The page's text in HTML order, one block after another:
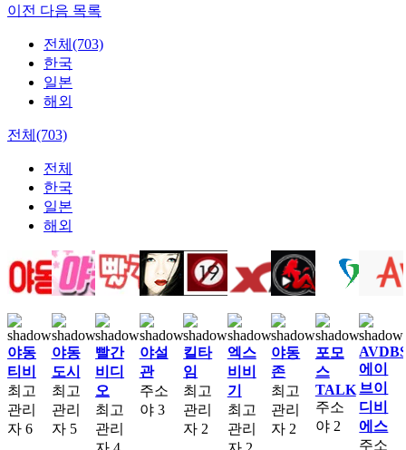
이전 다음 목록
전체(703)
한국
일본
해외
전체(703)
전체
한국
일본
해외
야동
티비
최고
관리
자 6
야동
도시
최고
관리
자 5
빨간
비디
오
최고
관리
야설
관
주소
야 3
킬타
임
최고
관리
자 2
엑스
비비
기
최고
관리
야동
존
최고
관리
자 2
포모
스
TALK
주소
야 2
에이
브이
디비
에스
주소